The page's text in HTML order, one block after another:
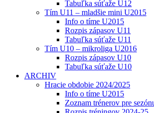
Tabuľka súťaže U12
Tím U11 – mladšie mini U2015
Info o tíme U2015
Rozpis zápasov U11
Tabuľka súťaže U11
Tím U10 – mikroliga U2016
Rozpis zápasov U10
Tabuľka súťaže U10
ARCHIV
Hracie obdobie 2024/2025
Info o tíme U2015
Zoznam trénerov pre